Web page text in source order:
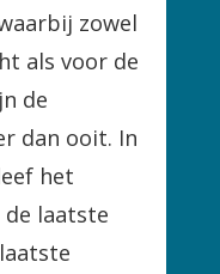
zowel
als voor de
de
dan ooit. In
het
laatste